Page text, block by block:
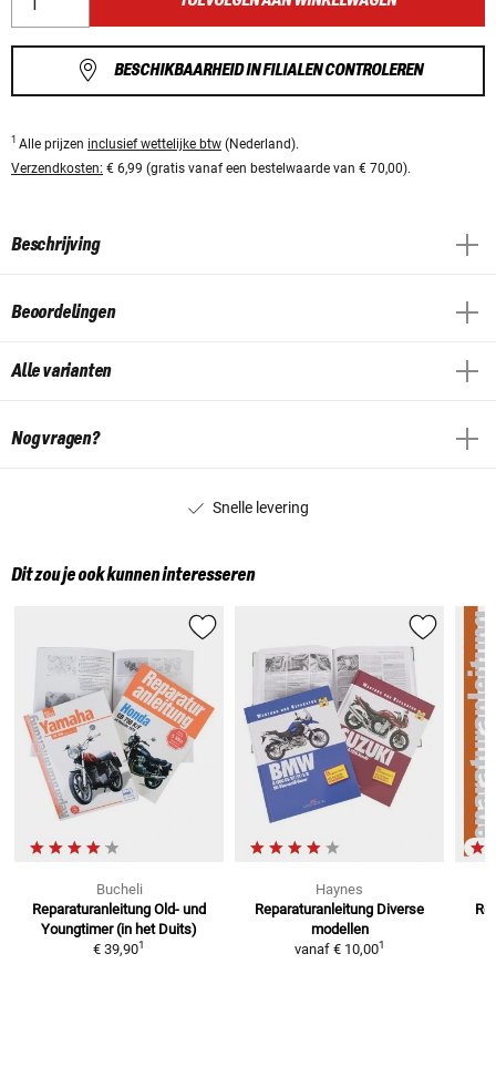
BESCHIKBAARHEID IN FILIALEN CONTROLEREN
1 Alle prijzen inclusief wettelijke btw (Nederland).
Verzendkosten: € 6,99 (gratis vanaf een bestelwaarde van € 70,00).
Beschrijving
Beoordelingen
Alle varianten
Nog vragen?
Snelle levering
Dit zou je ook kunnen interesseren
Bucheli
Reparaturanleitung Old- und
Youngtimer (in het Duits)
€ 39,901
Haynes
Reparaturanleitung Diverse
modellen
vanaf € 10,001